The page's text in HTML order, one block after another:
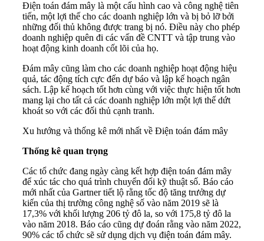
Điện toán đám mây là một cấu hình cao và công nghệ tiên
tiến, một lợi thế cho các doanh nghiệp lớn và bị bỏ lỡ bởi
những đối thủ không được trang bị nó. Điều này cho phép
doanh nghiệp quên đi các vấn đề CNTT và tập trung vào
hoạt động kinh doanh cốt lõi của họ.
Đám mây cũng làm cho các doanh nghiệp hoạt động hiệu
quả, tác động tích cực đến dự báo và lập kế hoạch ngân
sách. Lập kế hoạch tốt hơn cùng với việc thực hiện tốt hơn
mang lại cho tất cả các doanh nghiệp lớn một lợi thế dứt
khoát so với các đối thủ cạnh tranh.
Xu hướng và thống kê mới nhất về Điện toán đám mây
Thống kê quan trọng
Các tổ chức đang ngày càng kết hợp điện toán đám mây
để xúc tác cho quá trình chuyển đổi kỹ thuật số. Báo cáo
mới nhất của Gartner tiết lộ rằng tốc độ tăng trưởng dự
kiến ​​của thị trường công nghệ số vào năm 2019 sẽ là
17,3% với khối lượng 206 tỷ đô la, so với 175,8 tỷ đô la
vào năm 2018. Báo cáo cũng dự đoán rằng vào năm 2022,
90% các tổ chức sẽ sử dụng dịch vụ điện toán đám mây.